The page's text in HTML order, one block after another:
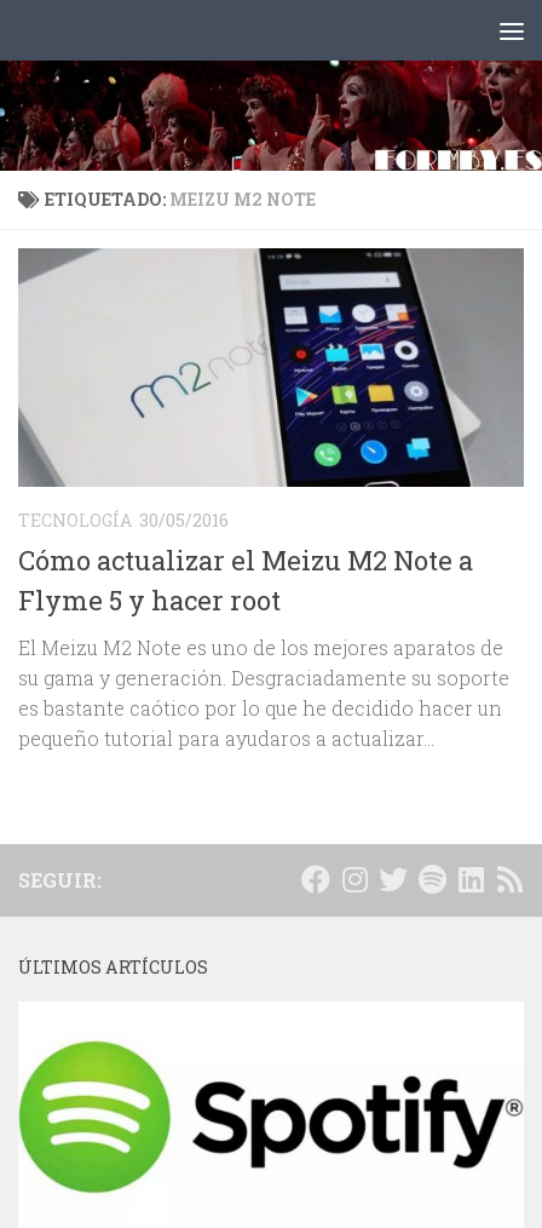
ETIQUETADO: MEIZU M2 NOTE
TECNOLOGÍA 30/05/2016
Cómo actualizar el Meizu M2 Note a
Flyme 5 y hacer root
El Meizu M2 Note es uno de los mejores aparatos de
su gama y generación. Desgraciadamente su soporte
es bastante caótico por lo que he decidido hacer un
pequeño tutorial para ayudaros a actualizar...
SEGUIR:
ÚLTIMOS ARTÍCULOS